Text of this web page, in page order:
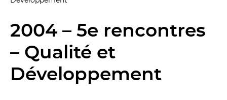
2004 – 5e rencontres
– Qualité et
Développement